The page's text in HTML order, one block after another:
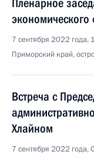
Пленарное
экономического
7 сентября 2022 года,
Приморский край,
Встреча с
Хлайном
7 сентября 2022 года,